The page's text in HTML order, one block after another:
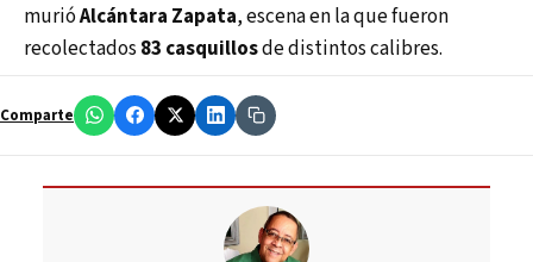
murióAlcántara Zapata, escena en la que fueron
recolectados 83 casquillosde distintos calibres.
Comparte